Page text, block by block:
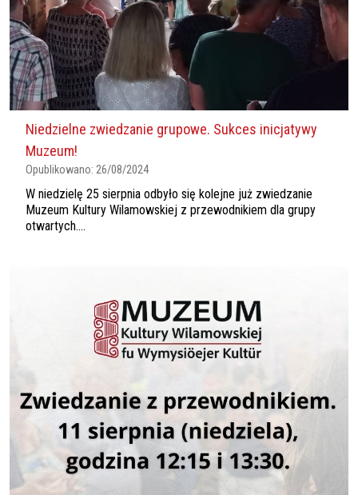
Niedzielne zwiedzanie grupowe. Sukces inicjatywy
Muzeum!
Opublikowano: 26/08/2024
W niedzielę 25 sierpnia odbyło się kolejne już zwiedzanie
Muzeum Kultury Wilamowskiej z przewodnikiem dla grupy
otwartych....